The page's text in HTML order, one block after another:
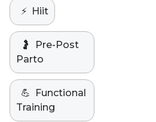
⚡️ Hiit
🤰
Pre-Post
Parto
💪
Functional
Training